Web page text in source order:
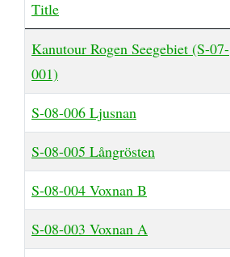
Articles
Title
Kanutour Rogen Seegebiet (S-07-
001)
S-08-006 Ljusnan
S-08-005 Långrösten
S-08-004 Voxnan B
S-08-003 Voxnan A
Outdoor Basiswissen - Lagerfeuer -
Birkenrinde
Fotografieren und Filmen auf Kanutouren
werde ich reich, schön und gesund?
Wie sind denn die Schweden so?
Zitronensäure
Outdoor Küche / Wildnisküchen
Helfer
Omnia Camping Backofen
Kanutour
Wildwasser paddeln vs. Kanuwandern - Eine
Erklärung
Schlittenhund Urlaub - Husky Trekking -
Zwiebel- Schichtenprinzip. Wer es anders
- Bootsleine
Camping Stuhl
Regenponcho
Tarp - Aufbauanleitung
Erste Hilfe Set / Medipack
Rucksack - Kanutour und Trekking
Ausrüstungslisten Download
Die Perfekte Angeltasche
Flying C von Mepps - Der beste
Angelköder zum Spinnfischen
Perfekt optimierte Spinnfischen
Angelausrüstung